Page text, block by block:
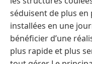
séduisent de plus
installées en une
bénéficier d’une
plus rapide et plus